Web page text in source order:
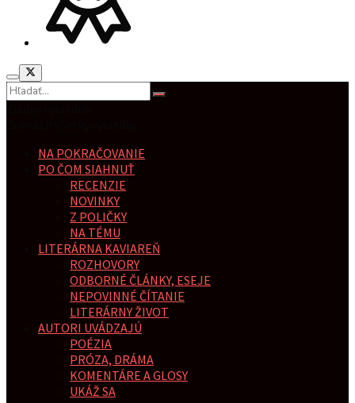
NA POKRAČOVANIE
PO ČOM SIAHNUŤ
RECENZIE
NOVINKY
Z POLIČKY
NA TÉMU
LITERÁRNA KAVIAREŇ
ROZHOVORY
ODBORNÉ ČLÁNKY, ESEJE
NEPOVINNÉ ČÍTANIE
LITERÁRNY ŽIVOT
AUTORI UVÁDZAJÚ
POÉZIA
PRÓZA, DRÁMA
KOMENTÁRE A GLOSY
UKÁŽ SA